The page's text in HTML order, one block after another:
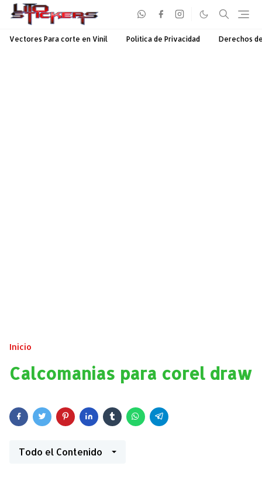
Vectores Para corte en Vinil Política de Privacidad Derechos
Inicio
Calcomanias para corel draw
Todo el Contenido